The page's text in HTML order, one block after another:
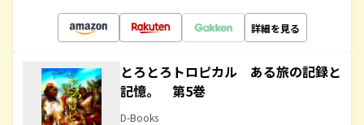
詳細を見る
とろとろトロピカル ある旅の記録と
記憶。 第5巻
D-Books